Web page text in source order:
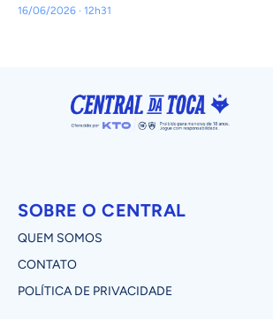
16/06/2026 · 12h31
SOBRE O CENTRAL
QUEM SOMOS
CONTATO
POLÍTICA DE PRIVACIDADE